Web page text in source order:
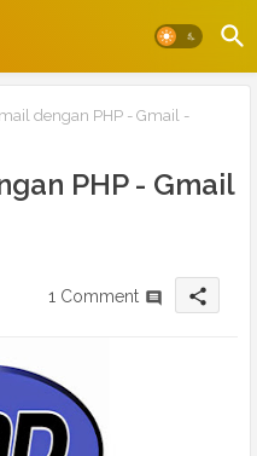
dengan PHP - Gmail -
PHP - Gmail
1 Comment share